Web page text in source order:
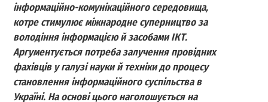
інформаційно-комунікаційного середовища,
котре стимулює міжнародне суперництво за
володіння інформацією й засобами ІКТ.
Аргументується потреба залучення провідних
фахівців у галузі науки й техніки до процесу
становлення інформаційного суспільства в
Україні. На основі цього наголошується на